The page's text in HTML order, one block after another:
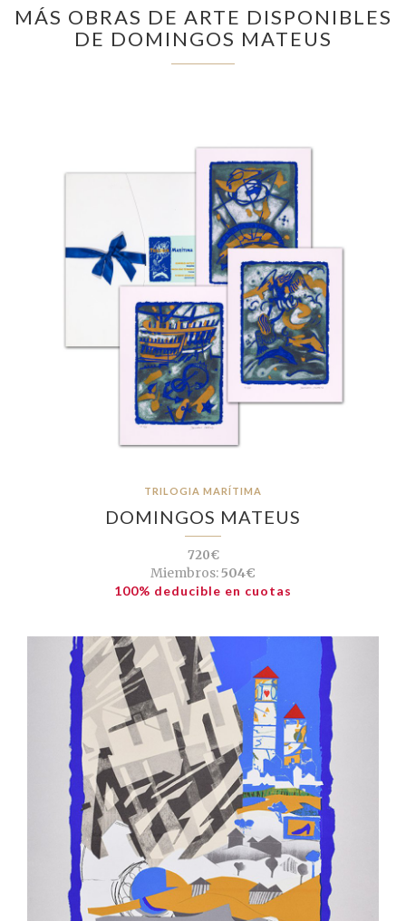
MÁS OBRAS DE ARTE DISPONIBLES
DE DOMINGOS MATEUS
TRILOGIA MARÍTIMA
DOMINGOS MATEUS
720€
Miembros:504€
100% deducible en cuotas